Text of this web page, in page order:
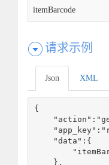
itemBarcode
请求示例
Json XML
{
    "data":{
    },